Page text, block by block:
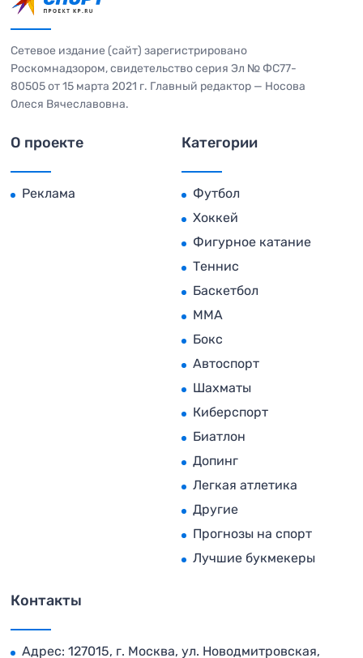
Сетевое издание (сайт) зарегистрировано
Роскомнадзором, свидетельство серия Эл № ФС77-
80505 от 15 марта 2021 г. Главный редактор — Носова
Олеся Вячеславовна.
О проекте
Реклама
Категории
Футбол
Хоккей
Фигурное катание
Теннис
Баскетбол
MMA
Бокс
Автоспорт
Шахматы
Киберспорт
Биатлон
Допинг
Легкая атлетика
Другие
Прогнозы на спорт
Лучшие букмекеры
Контакты
Адрес: 127015, г. Москва, ул. Новодмитровская,